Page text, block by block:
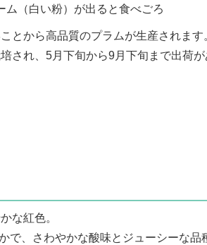
ム（白い粉）が出ると食べごろ
とから高品質のプラムが生産されます
され、5月下旬から9月下旬まで出荷が
な紅色。
で、さわやかな酸味とジューシーな品